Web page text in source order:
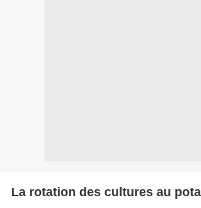
La rotation des cultures au